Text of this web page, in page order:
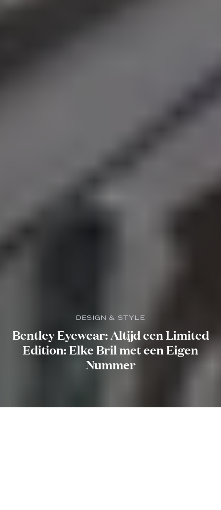
DESIGN & STYLE
Bentley Eyewear: Altijd een Limited
Edition: Elke Bril met een Eigen
Nummer